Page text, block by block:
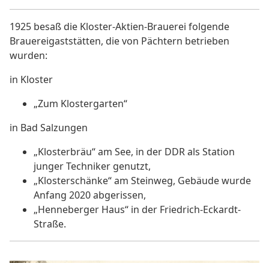
1925 besaß die Kloster-Aktien-Brauerei folgende
Brauereigaststätten, die von Pächtern betrieben
wurden:
in Kloster
„Zum Klostergarten“
in Bad Salzungen
„Klosterbräu“ am See, in der DDR als Station
junger Techniker genutzt,
„Klosterschänke“ am Steinweg, Gebäude wurde
Anfang 2020 abgerissen,
„Henneberger Haus“ in der Friedrich-Eckardt-
Straße.